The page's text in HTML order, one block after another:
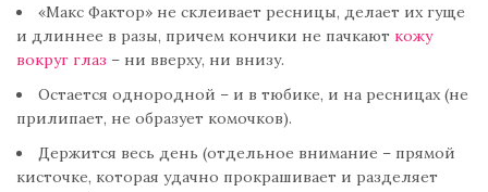
«Макс Фактор» не склеивает ресницы, делает их гуще
и длиннее в разы, причем кончики не пачкают кожу
вокруг глаз – ни вверху, ни внизу.
Остается однородной – и в тюбике, и на ресницах (не
прилипает, не образует комочков).
Держится весь день (отдельное внимание – прямой
кисточке, которая удачно прокрашивает и разделяет